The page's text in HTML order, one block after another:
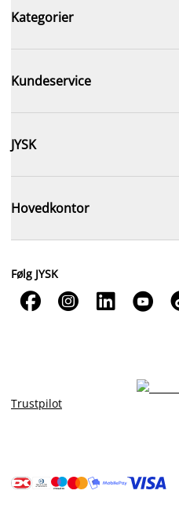
Kategorier
Kundeservice
JYSK
Hovedkontor
Følg JYSK
   
Trustpilot